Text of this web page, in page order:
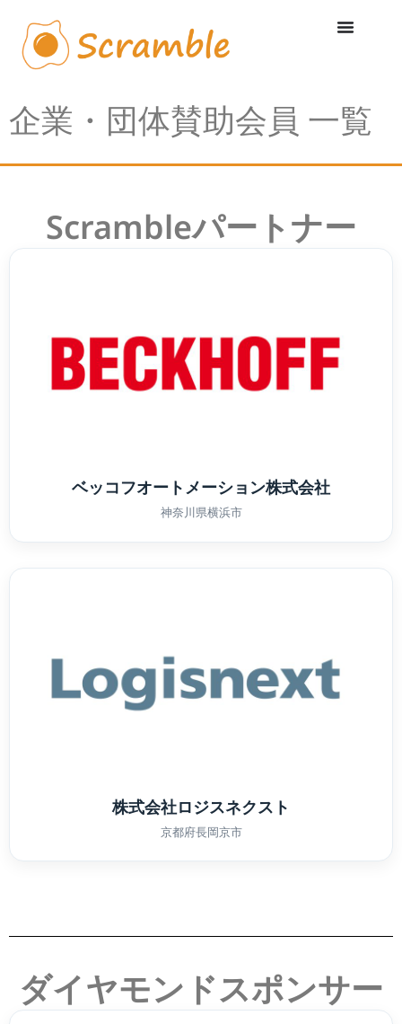
企業・団体賛助会員 一覧
Scrambleパートナー
ベッコフオートメーション株式会社
神奈川県横浜市
株式会社ロジスネクスト
京都府長岡京市
ダイヤモンドスポンサー